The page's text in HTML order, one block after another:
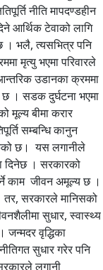
नीति मापदण्डहीन
आर्थिक टेवाको लागि
। भलै, त्यसभित्र पनि
मृत्यु भएमा परिवारले
उडानका क्रममा
छ । सडक दुर्घटना भएमा
मूल्य बीमा करार
सम्बन्धि कानुन
चुकेको छ। यस लगानीले
दिनेछ । सरकारको
काम जीवन अमूल्य छ ।
तर, सरकारले मानिसको
सुधार, स्वास्थ्य
जन्मदर वृद्धिका
सुधार गरेर पनि
लगानी